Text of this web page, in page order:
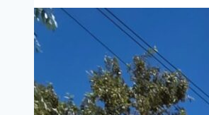
DE
LIGA
INFANTIL
DE